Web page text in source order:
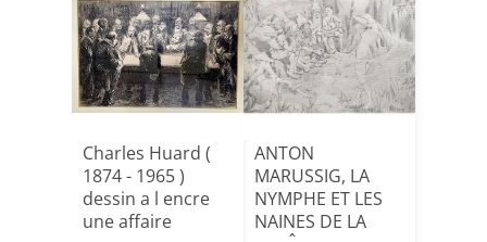
Charles Huard (
1874 - 1965 )
dessin a l encre
une affaire
ANTON
MARUSSIG, LA
NYMPHE ET LES
NAINES DE LA